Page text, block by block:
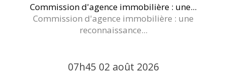
Commission d'agence immobilière : une...
Commission d'agence immobilière : une
reconnaissance...
07h45 02 août 2026